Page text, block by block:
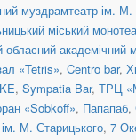
муздрамтеатр ім. М.
міський
академічний
«Tetris», Centro bar,
, Sympatia Bar, ТРЦ
«Sobkoff», Папапаб,
М. Старицького, 7